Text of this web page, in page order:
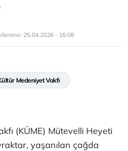
25.04.2026 - 16:08
Medeniyet Vakfı
(KÜME) Mütevelli Heyeti
yaşanılan çağda